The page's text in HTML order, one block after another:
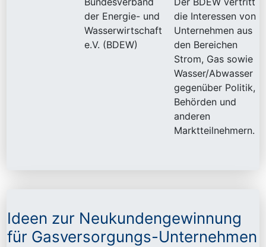
der Energie- und
Wasserwirtschaft
e.V. (BDEW)
die Interessen von
Unternehmen aus
den Bereichen
Strom, Gas sowie
Wasser/Abwasser
gegenüber Politik,
Behörden und
anderen
Marktteilnehmern.
Ideen zur Neukundengewinnung
für Gasversorgungs-Unternehmen